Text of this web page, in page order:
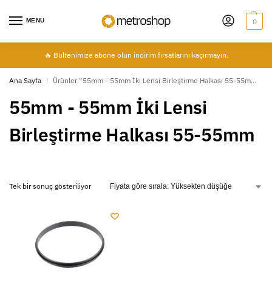
MENU 0
🔥 Bültenimize abone olun indirim fırsatlarını kaçırmayın.
Ana Sayfa / Ürünler “55mm - 55mm İki Lensi Birleştirme Halkası 55-55mm” olarak etiketlendi
55mm - 55mm İki Lensi
Birleştirme Halkası 55-55mm
Tek bir sonuç gösteriliyor